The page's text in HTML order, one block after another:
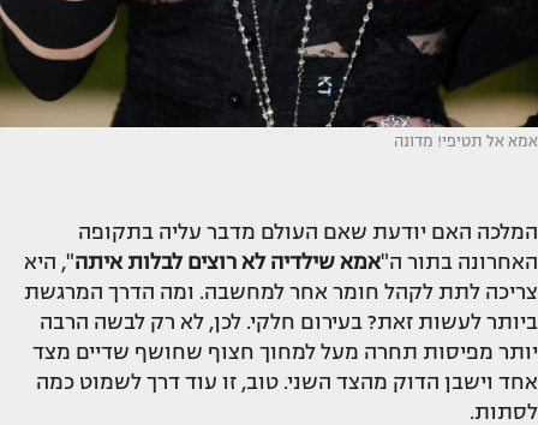
אמא אל תטיפי! מדונה
המלכה האם יודעת שאם העולם מדבר עליה בתקופה
האחרונה בתור ה"אמא שילדיה לא רוצים לבלות איתה", היא
צריכה לתת לקהל חומר אחר למחשבה. ומה הדרך המרגשת
ביותר לעשות זאת? בעירום חלקי. לכן, לא רק לבשה הרבה
יותר מפיסות תחרה מעל למחוך חצוף שחושף שדיים מצד
אחד וישבן הדוק מהצד השני. טוב, זו עוד דרך לשמוט כמה
לסתות.